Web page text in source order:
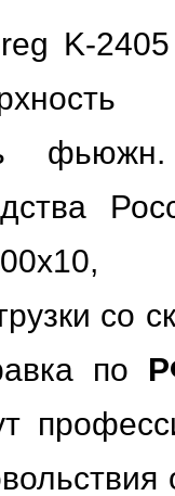
K-
со
по